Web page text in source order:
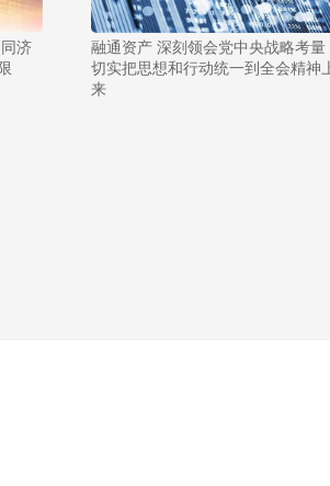
济
融通资产 深刻领会党中央战略考量
切实把思想和行动统一到全会精神
来